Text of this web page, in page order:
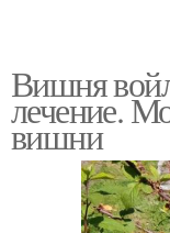
Вишня
лечение.
вишни